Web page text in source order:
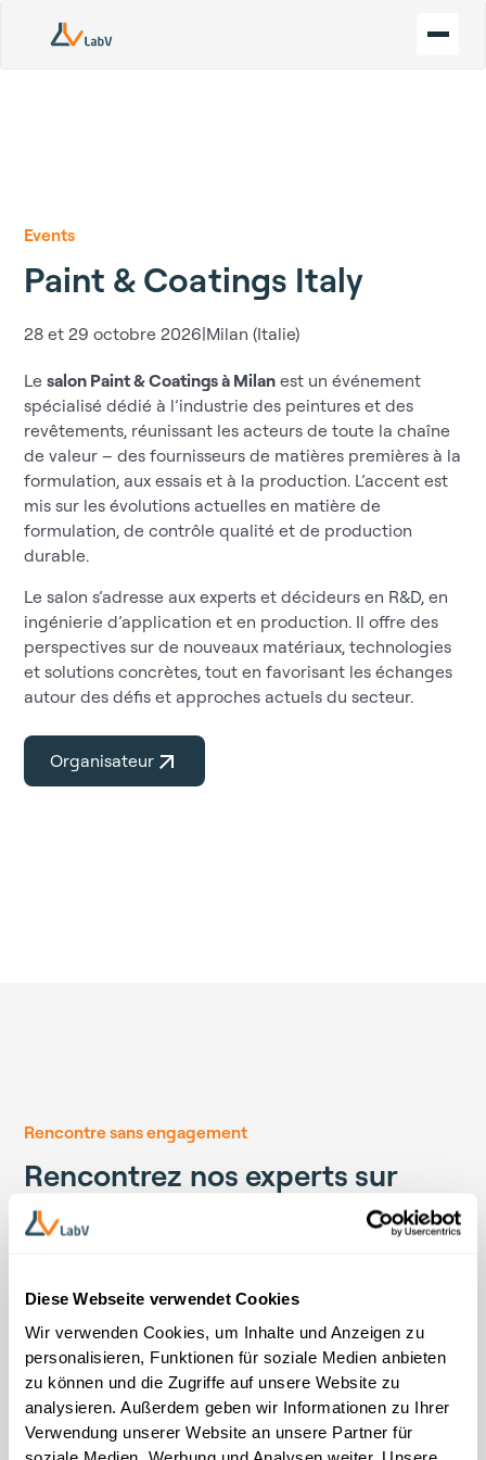
Diese Webseite verwendet Cookies
Wir verwenden Cookies, um Inhalte und Anzeigen zu
personalisieren, Funktionen für soziale Medien anbieten
zu können und die Zugriffe auf unsere Website zu
analysieren. Außerdem geben wir Informationen zu Ihrer
Verwendung unserer Website an unsere Partner für
Events
Paint & Coatings Italy
28 et 29 octobre 2026|Milan (Italie)
Lesalon Paint & Coatings à Milan est un événement
spécialisé dédié à l’industrie des peintures et des
revêtements, réunissant les acteurs de toute la chaîne
de valeur – des fournisseurs de matières premières à la
formulation, aux essais et à la production. L’accent est
mis sur les évolutions actuelles en matière de
formulation, de contrôle qualité et de production
durable.
Le salon s’adresse aux experts et décideurs en R&D, en
ingénierie d’application et en production. Il offre des
perspectives sur de nouveaux matériaux, technologies
et solutions concrètes, tout en favorisant les échanges
autour des défis et approches actuels du secteur.
Organisateur
Rencontre sans engagement
Rencontrez nos experts sur
place
concrets par lesquels LabV peut accélérer de manière
développement. Voici ce qui vous attend :
Exemples pratiques:Comment les fabricants peuvent
réduire leur temps de développement jusqu’à 30 %
Vérification rapide:N’hésitez pas à apporter une